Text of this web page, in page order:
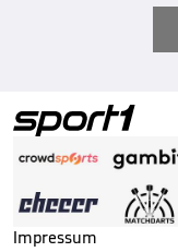
Impressum